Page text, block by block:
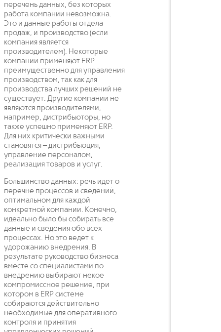
перечень данных, без которых
работа компании невозможна.
Это и данные работы отдела
продаж, и производство (если
компания является
производителем). Некоторые
компании применяют ERP
преимущественно для управления
производством, так как для
производства лучших решений не
существует. Другие компании не
являются производителями,
например, дистрибьюторы, но
также успешно применяют ERP.
Для них критически важными
становятся – дистрибьюция,
управление персоналом,
реализация товаров и услуг.
Большинство данных: речь идет о
перечне процессов и сведений,
оптимальном для каждой
конкретной компании. Конечно,
идеально было бы собирать все
данные и сведения обо всех
процессах. Но это ведет к
удорожанию внедрения. В
результате руководство бизнеса
вместе со специалистами по
внедрению выбирают некое
компромиссное решение, при
котором в ERP системе
собираются действительно
необходимые для оперативного
контроля и принятия